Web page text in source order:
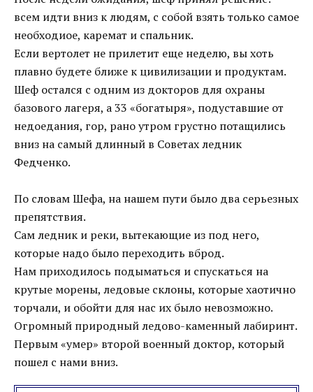
всем идти вниз к людям, с собой взять только самое
необходиое, каремат и спальник.
Если вертолет не прилетит еще неделю, вы хоть
плавно будете ближе к цивилизации и продуктам.
Шеф остался с одним из докторов для охраны
базового лагеря, а 33 «богатыря», подуставшие от
недоедания, гор, рано утром грустно потащились
вниз на самый длинный в Советах ледник
Федченко.
По словам Шефа, на нашем пути было два серьезных
препятствия.
Сам ледник и реки, вытекающие из под него,
которые надо было переходить вброд.
Нам приходилось подыматься и спускаться на
крутые морены, ледовые склоны, которые хаотично
торчали, и обойти для нас их было невозможно.
Огромный природный ледово-каменный лабиринт.
Первым «умер» второй военный доктор, который
пошел с нами вниз.